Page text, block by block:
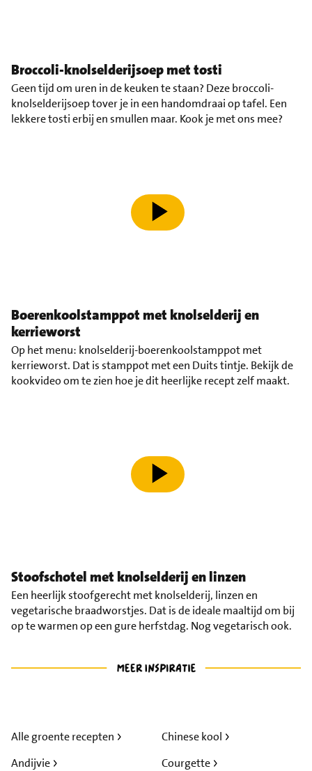
Broccoli-knolselderijsoep met tosti
Geen tijd om uren in de keuken te staan? Deze broccoli-
knolselderijsoep tover je in een handomdraai op tafel. Een
lekkere tosti erbij en smullen maar. Kook je met ons mee?
speel video af
Boerenkoolstamppot met knolselderij en
kerrieworst
Op het menu: knolselderij-boerenkoolstamppot met
kerrieworst. Dat is stamppot met een Duits tintje. Bekijk de
kookvideo om te zien hoe je dit heerlijke recept zelf maakt.
speel video af
Stoofschotel met knolselderij en linzen
Een heerlijk stoofgerecht met knolselderij, linzen en
vegetarische braadworstjes. Dat is de ideale maaltijd om bij
op te warmen op een gure herfstdag. Nog vegetarisch ook.
Alle groente recepten
Andijvie
Chinese kool
Courgette